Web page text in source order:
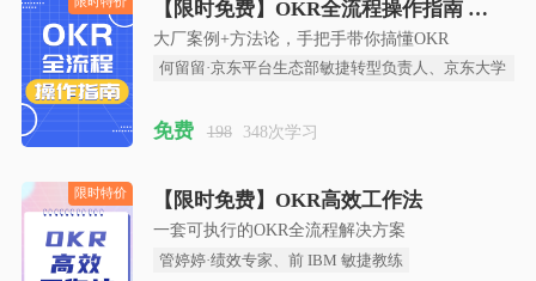
限时特价
【限时免费】OKR全流程操作指南
大厂案例+方法论，手把手带你搞懂OKR
何留留·京东平台生态部敏捷转型负责人、京东大学
免费 198 348次学习
【限时免费】OKR高效工作法
一套可执行的OKR全流程解决方案
管婷婷·绩效专家、前 IBM 敏捷教练